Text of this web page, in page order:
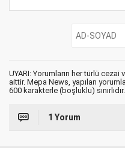
UYARI: Yorumların her türlü
aittir. Mepa News, yapılan
600 karakterle (boşluklu) sınırlıdır.
1 Yorum